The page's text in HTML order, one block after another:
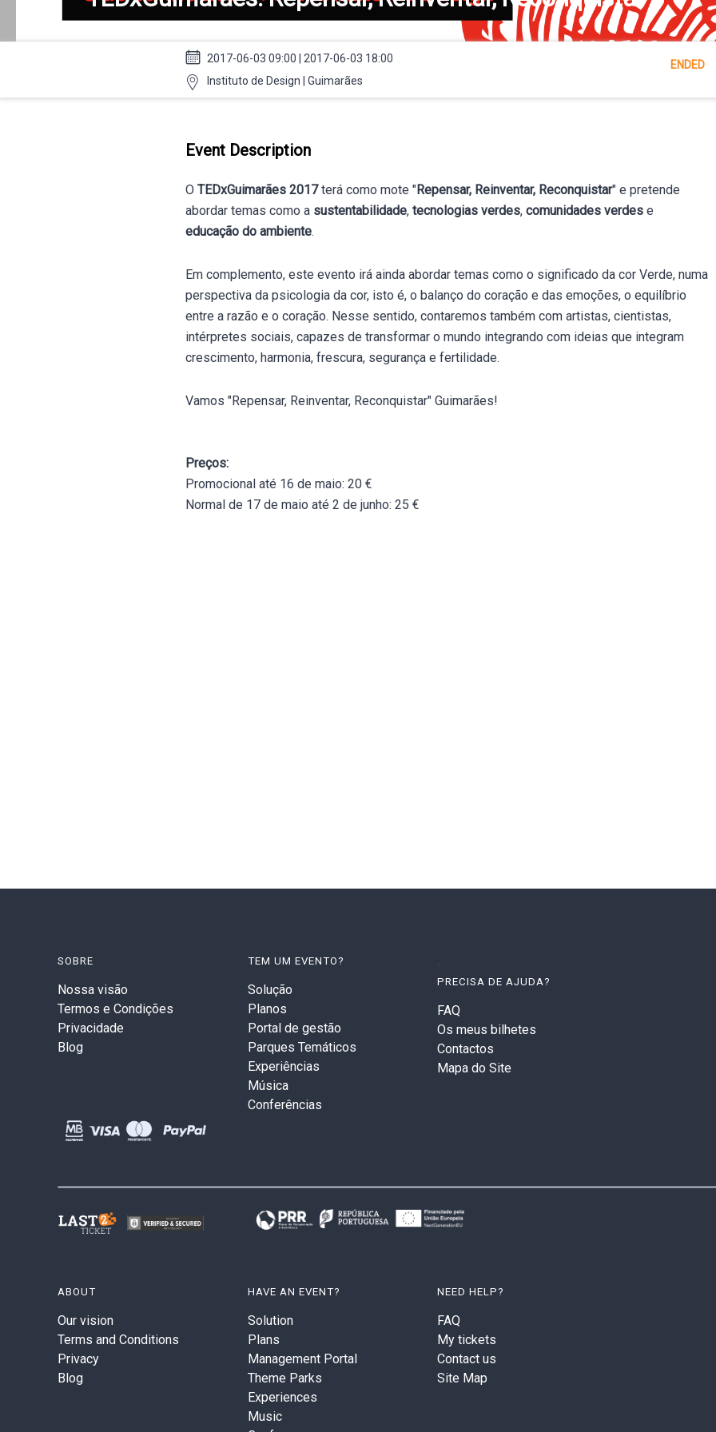
2017-06-03 09:00 | 2017-06-03 18:00
Instituto de Design | Guimarães
ENDED
Event Description
O TEDxGuimarães 2017terá como mote "Repensar, Reinventar, Reconquistar" e pretende
abordar temas como a sustentabilidade, tecnologias verdes, comunidades verdes e
educação do ambiente.
Em complemento, este evento irá ainda abordar temas como o significado da cor Verde, numa
perspectiva da psicologia da cor, isto é, o balanço do coração e das emoções, o equilíbrio
entre a razão e o coração. Nesse sentido, contaremos também com artistas, cientistas,
intérpretes sociais, capazes de transformar o mundo integrando com ideias que integram
crescimento, harmonia, frescura, segurança e fertilidade.
Vamos "Repensar, Reinventar, Reconquistar" Guimarães!
Preços:
Promocional até 16 de maio: 20 €
Normal de 17 de maio até 2 de junho: 25 €
SOBRE
Nossa visão
Termos e Condições
Privacidade
Blog
TEM UM EVENTO?
Solução
Planos
Portal de gestão
Parques Temáticos
Experiências
Música
Conferências
PRECISA DE AJUDA?
FAQ
Os meus bilhetes
Contactos
Mapa do Site
ABOUT
Our vision
Terms and Conditions
Privacy
Blog
HAVE AN EVENT?
Solution
Plans
Management Portal
Theme Parks
Experiences
Music
NEED HELP?
FAQ
My tickets
Contact us
Site Map